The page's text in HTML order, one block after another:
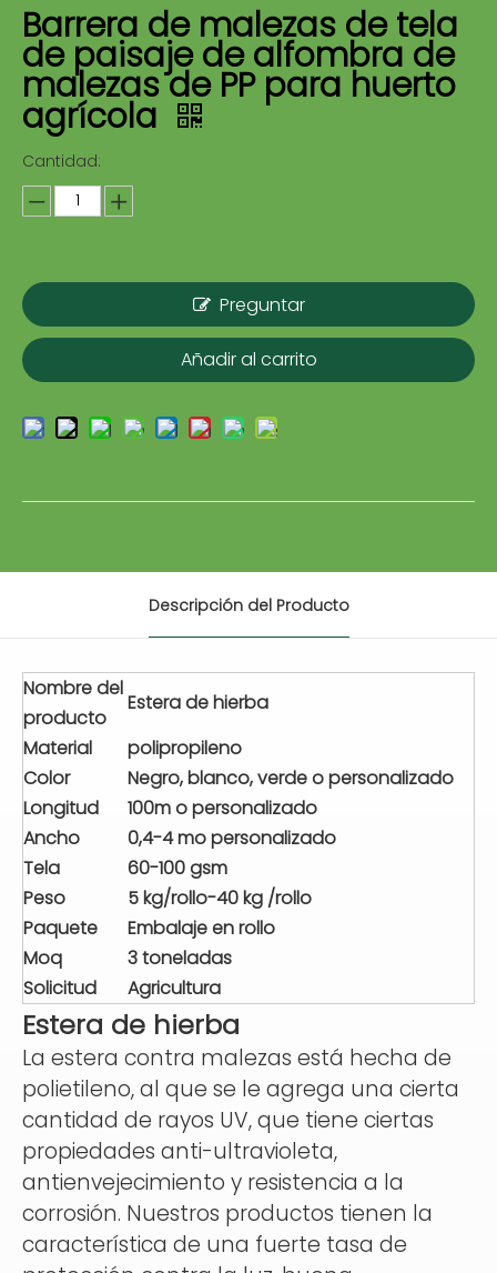
Barrera de malezas de tela
de paisaje de alfombra de
malezas de PP para huerto
agrícola
Cantidad:
Preguntar
Añadir al carrito
Descripción del Producto
Nombre del
producto
Estera de hierba
Material
polipropileno
Color
Negro, blanco, verde o personalizado
Longitud
100m o personalizado
Ancho
0,4-4 mo personalizado
Tela
60-100 gsm
Peso
5 kg/rollo-40 kg /rollo
Paquete
Embalaje en rollo
Moq
3 toneladas
Solicitud
Agricultura
Estera de hierba
La estera contra malezas está hecha de
polietileno, al que se le agrega una cierta
cantidad de rayos UV, que tiene ciertas
propiedades anti-ultravioleta,
antienvejecimiento y resistencia a la
corrosión. Nuestros productos tienen la
característica de una fuerte tasa de